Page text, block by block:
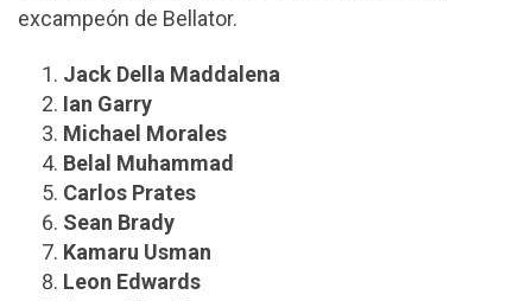
excampeón de Bellator.
Jack Della Maddalena
Ian Garry
Michael Morales
Belal Muhammad
Carlos Prates
Sean Brady
Kamaru Usman
Leon Edwards